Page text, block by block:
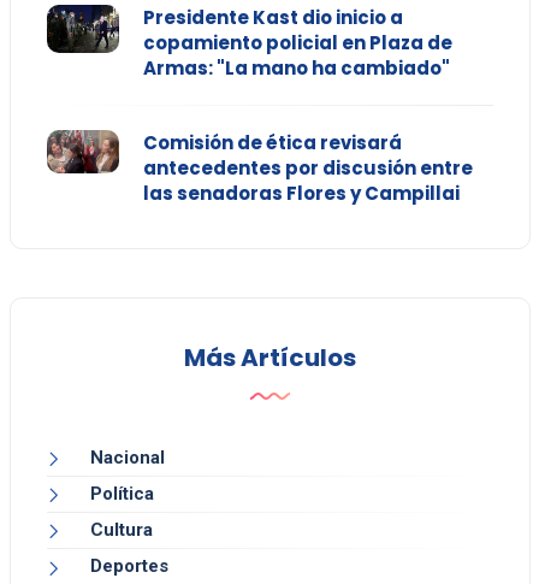
Presidente Kast dio inicio a
copamiento policial en Plaza de
Armas: "La mano ha cambiado"
Comisión de ética revisará
antecedentes por discusión entre
las senadoras Flores y Campillai
Más Artículos
Nacional
Política
Cultura
Deportes